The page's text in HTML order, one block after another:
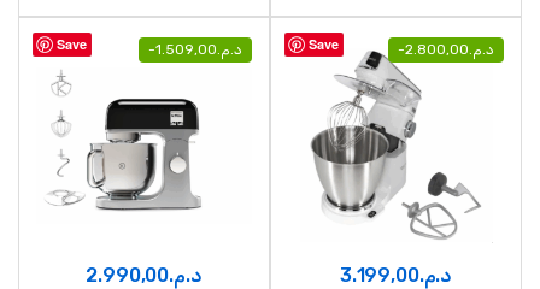
+ 500 W SILVER
Save - د.م.1.509,00
د.م.2.990,00
Save - د.م.2.800,00
د.م.3.199,00